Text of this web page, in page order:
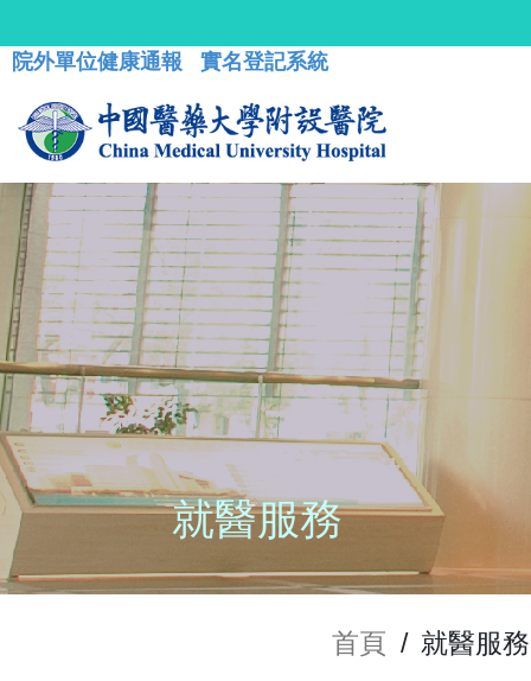
院外單位健康通報 實名登記系統
就醫服務
首頁 / 就醫服務